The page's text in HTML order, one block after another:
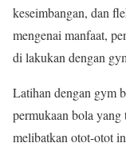
keseimbangan, dan
mengenai manfaat,
di lakukan dengan
Latihan dengan gym
permukaan bola
melibatkan otot-otot